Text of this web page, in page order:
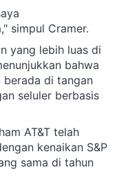
simpul Cramer.
yang lebih luas di
bahwa
berada di tangan
seluler berbasis
AT&T telah
kenaikan S&P
sama di tahun